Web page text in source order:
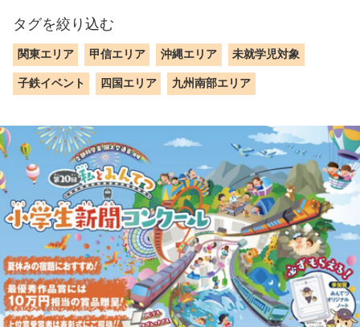
タグを絞り込む
関東エリア 甲信エリア 沖縄エリア 未就学児対象
子鉄イベント 四国エリア 九州南部エリア